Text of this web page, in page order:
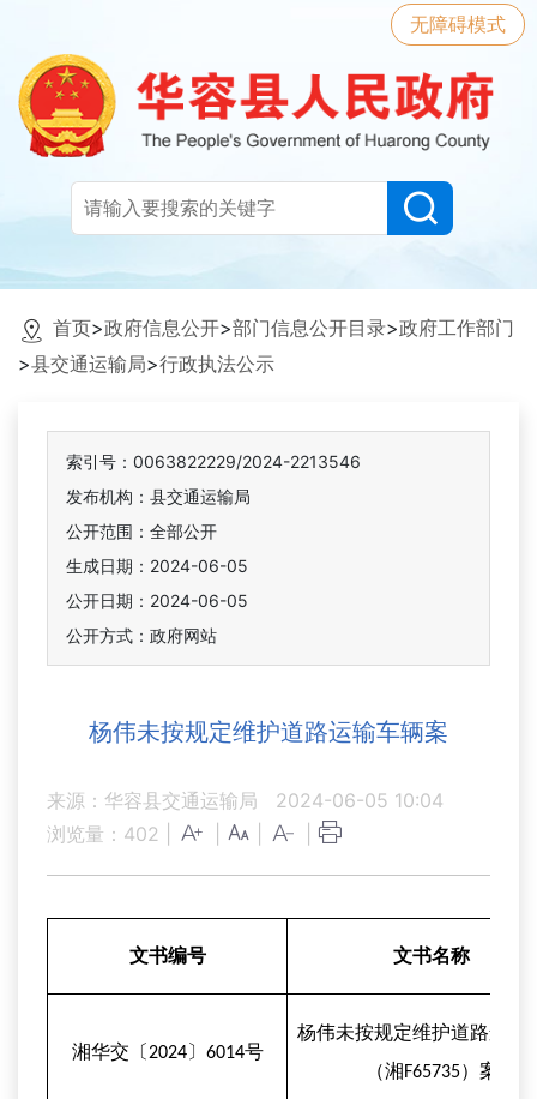
无障碍模式
首页>政府信息公开>部门信息公开目录>政府工作部门
>县交通运输局>行政执法公示
索引号：0063822229/2024-2213546
发布机构：县交通运输局
公开范围：全部公开
生成日期：2024-06-05
公开日期：2024-06-05
公开方式：政府网站
杨伟未按规定维护道路运输车辆案
来源：华容县交通运输局
2024-06-05 10:04
浏览量： 402
文书编号 文书名称
湘华交〔2024〕6014号
杨伟未按规定维护道路运输
（湘F65735）案